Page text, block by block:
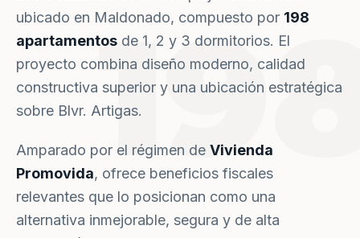
ubicado en Maldonado, compuesto por 198
apartamentos de 1, 2 y 3 dormitorios. El
proyecto combina diseño moderno, calidad
constructiva superior y una ubicación estratégica
sobre Blvr. Artigas.
Amparado por el régimen de Vivienda
Promovida, ofrece beneficios fiscales
relevantes que lo posicionan como una
alternativa inmejorable, segura y de alta